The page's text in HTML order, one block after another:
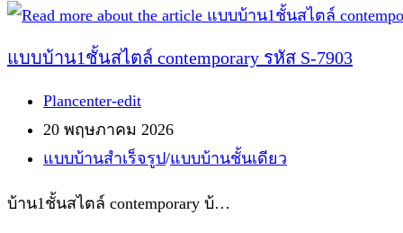
บ้าน
ชั้น
เดียว
สไตล์
Modern
Tropical
แบบบ้าน1ชั้นสไตล์ contemporary รหัส S-7903
Post
author:
Plancenter-edit
Post
published:
20 พฤษภาคม 2026
Post
แบบบ้านสำเร็จรูป/แบบบ้านชั้นเดียว
บ้าน1ชั้นสไตล์ contemporary บ้…